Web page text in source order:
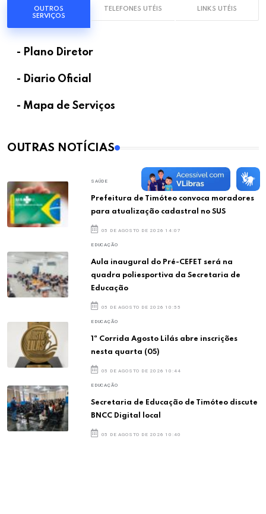
OUTROS
SERVIÇOS
TELEFONES UTÉIS LINKS UTÉIS
- Plano Diretor
- Diario Oficial
- Mapa de Serviços
OUTRAS NOTÍCIAS
SAÚDE
Prefeitura de Timóteo convoca moradores
para atualização cadastral no SUS
05 DE AGOSTO DE 2026 14:07
EDUCAÇÃO
Aula inaugural do Pré-CEFET será na
quadra poliesportiva da Secretaria de
Educação
05 DE AGOSTO DE 2026 10:55
EDUCAÇÃO
1ª Corrida Agosto Lilás abre inscrições
nesta quarta (05)
05 DE AGOSTO DE 2026 10:44
EDUCAÇÃO
Secretaria de Educação de Timóteo discute
BNCC Digital local
05 DE AGOSTO DE 2026 10:40